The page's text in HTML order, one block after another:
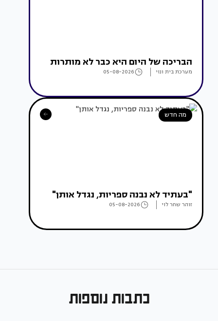
הבריכה של היום היא כבר לא מותרות
מערכת בית ונוי 05-08-2026
מה חדש
"בעתיד לא נבנה ספריות, נגדל אותן"
זוהר שחר לוי 05-08-2026
כתבות נוספות